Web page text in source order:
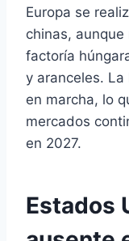
Europa se
chinas,
factoría
y aranceles.
en marcha, lo
mercados
en 2027.
Estados